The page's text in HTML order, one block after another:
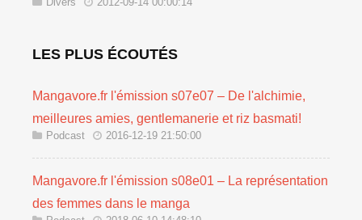
LES PLUS ÉCOUTÉS
Mangavore.fr l'émission s07e07 – De l'alchimie,
meilleures amies, gentlemanerie et riz basmati!
Podcast 2016-12-19 21:50:00
Mangavore.fr l'émission s08e01 – La représentation
des femmes dans le manga